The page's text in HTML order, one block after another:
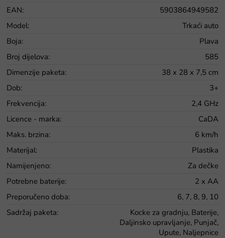
EAN:
5903864949582
Model:
Trkaći auto
Boja:
Plava
Broj dijelova:
585
Dimenzije paketa:
38 x 28 x 7,5 cm
Dob:
3+
Frekvencija:
2,4 GHz
Licence - marka:
CaDA
Maks. brzina:
6 km/h
Materijal:
Plastika
Namijenjeno:
Za dečke
Potrebne baterije:
2 x AA
Preporučeno doba:
6, 7, 8, 9, 10
Sadržaj paketa:
Kocke za gradnju, Baterije,
Daljinsko upravljanje, Punjač,
Upute, Naljepnice